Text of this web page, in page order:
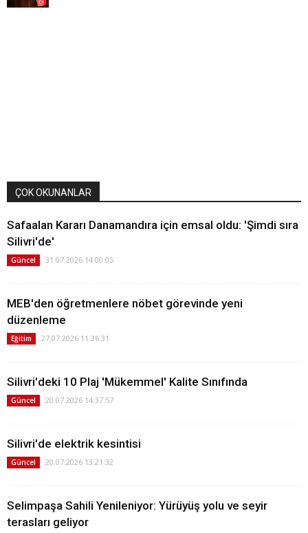
ÇOK OKUNANLAR
Safaalan Kararı Danamandıra için emsal oldu: 'Şimdi sıra
Silivri'de'
Güncel 31.07.2026 14:00:05
MEB'den öğretmenlere nöbet görevinde yeni
düzenleme
Eğitim 27.07.2026 11:36:31
Silivri'deki 10 Plaj 'Mükemmel' Kalite Sınıfında
Güncel 20.07.2026 14:37:57
Silivri'de elektrik kesintisi
Güncel 20.07.2026 13:21:32
Selimpaşa Sahili Yenileniyor: Yürüyüş yolu ve seyir
terasları geliyor